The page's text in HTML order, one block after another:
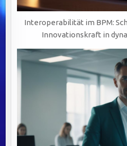
Interoperabilität im BPM:
Innovationskraft in